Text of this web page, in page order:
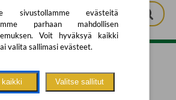
haku
sivustollamme evästeitä
parhaan mahdollisen
Voit hyväksyä kaikki
valita sallimasi evästeet.
kaikki Valitse sallitut